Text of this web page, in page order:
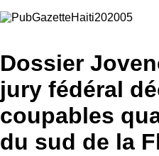
Dossier
jury fédéral
coupables
du sud de la